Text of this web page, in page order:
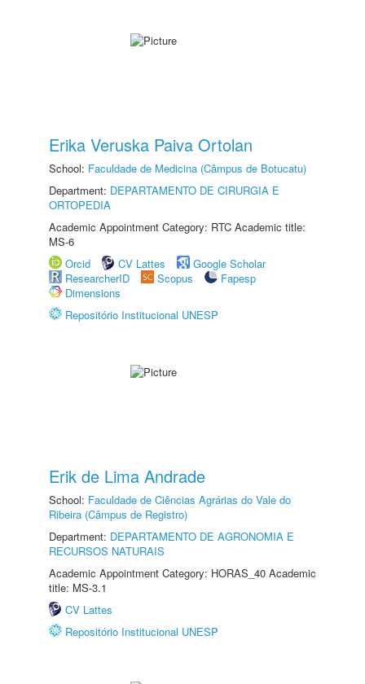
Erika Veruska Paiva Ortolan
School: Faculdade de Medicina (Câmpus de Botucatu)
Department: DEPARTAMENTO DE CIRURGIA E
ORTOPEDIA
Academic Appointment Category: RTC Academic title:
MS-6
Orcid
CV Lattes
Google Scholar
ResearcherID
Scopus
Fapesp
Dimensions
Repositório Institucional UNESP
Erik de Lima Andrade
School: Faculdade de Ciências Agrárias do Vale do
Ribeira (Câmpus de Registro)
Department: DEPARTAMENTO DE AGRONOMIA E
RECURSOS NATURAIS
Academic Appointment Category: HORAS_40 Academic
title: MS-3.1
CV Lattes
Repositório Institucional UNESP